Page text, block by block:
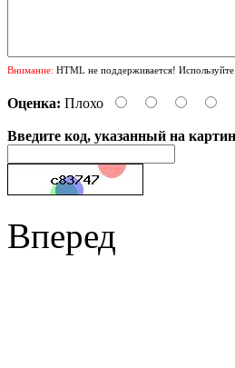
Внимание: HTML не поддерживается!
Оценка: Плохо
Введите код, указанный на
Вперед